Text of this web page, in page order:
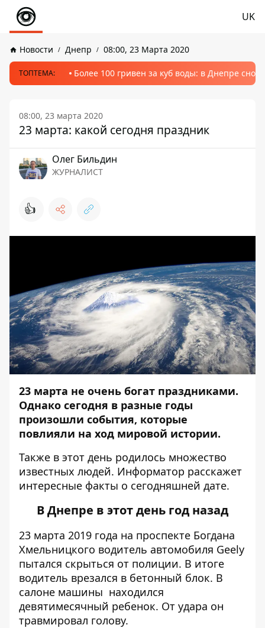
UK
Новости Днепр 08:00, 23 Марта 2020
ТОПТЕМА: Более 100 гривен за куб воды: в Днепре
08:00, 23 марта 2020
23 марта: какой сегодня праздник
Олег Бильдин
ЖУРНАЛИСТ
👍
23 марта не очень богат праздниками.
Однако сегодня в разные годы
произошли события, которые
повлияли на ход мировой истории.
Также в этот день родилось множество
известных людей. Информатор расскажет
интересные факты о сегодняшней дате.
В Днепре в этот день год назад
23 марта 2019 года на проспекте Богдана
Хмельницкого водитель автомобиля Geely
пытался скрыться от полиции. В итоге
водитель врезался в бетонный блок. В
салоне машины находился
девятимесячный ребенок. От удара он
травмировал голову.